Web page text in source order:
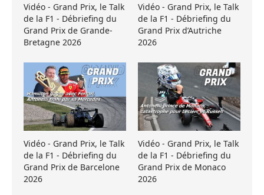
Vidéo - Grand Prix, le Talk
de la F1 - Débriefing du
Grand Prix de Grande-
Bretagne 2026
Vidéo - Grand Prix, le Talk
de la F1 - Débriefing du
Grand Prix d’Autriche
2026
Vidéo - Grand Prix, le Talk
de la F1 - Débriefing du
Grand Prix de Barcelone
2026
Vidéo - Grand Prix, le Talk
de la F1 - Débriefing du
Grand Prix de Monaco
2026